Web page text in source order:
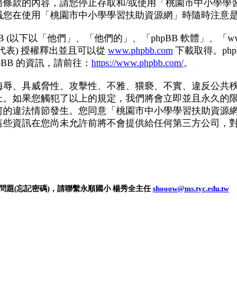
款的內容，請您停止存取和/或使用「桃園市中小學
在使用「桃園市中小學學習扶助資源網」時隨時注意
(以下以「他們」、「他們的」、「phpBB 軟體」、「
表) 授權釋出並且可以從 www.phpbb.com 下載取得。
的資訊，請前往： https://www.phpbb.com/。
、具威脅性、攻擊性、不雅、猥褻、不實、違反公
如果您觸犯了以上的規定，我們將會立即並且永久
違法情節發生。您同意「桃園市中小學學習扶助資
資訊在您尚未允許前將不會提供給任何第三方公司
題(忘記密碼)，請聯繫永順國小 楊秀全主任shooow@ms.tyc.edu.tw